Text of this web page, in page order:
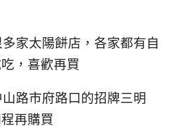
家太陽餅店，各家都有自
，喜歡再買
山路市府路口的招牌三明
再購買